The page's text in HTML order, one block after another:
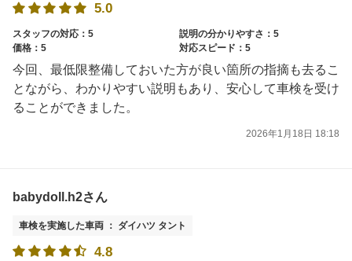
5.0
スタッフの対応：5
説明の分かりやすさ：5
価格：5
対応スピード：5
今回、最低限整備しておいた方が良い箇所の指摘も去るこ
とながら、わかりやすい説明もあり、安心して車検を受け
ることができました。
2026年1月18日 18:18
babydoll.h2さん
車検を実施した車両 ： ダイハツ タント
4.8